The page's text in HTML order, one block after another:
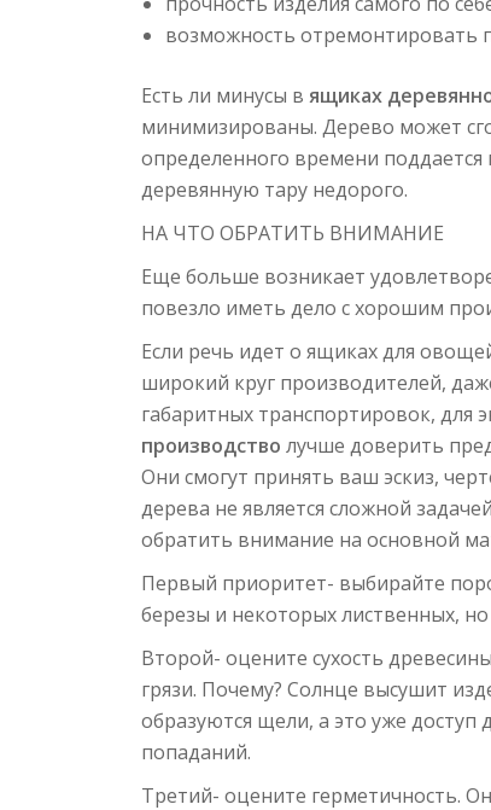
возможность отремонтировать
Есть ли минусы в ящиках
минимизированы. Дерево может
определенного времени поддается
деревянную тару недорого.
НА ЧТО ОБРАТИТЬ ВНИМАНИЕ
Еще больше возникает
повезло иметь дело с хорошим
Если речь идет о ящиках для
широкий круг производителей,
габаритных транспортировок, для
производство лучше доверить
Они смогут принять ваш эскиз,
дерева не является сложной
обратить внимание на основной
Первый приоритет- выбирайте
березы и некоторых лиственных, но
Второй- оцените сухость
грязи. Почему? Солнце высушит
образуются щели, а это уже
попаданий.
Третий- оцените герметичность.